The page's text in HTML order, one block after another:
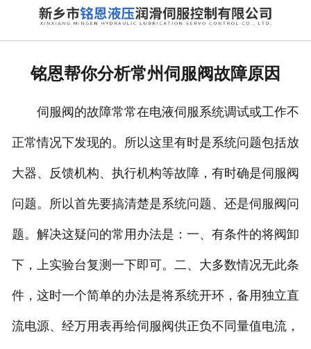
网站首页
维修现场
售后服务
联系我们
铭恩帮你分析常州伺服阀故障原因
伺服阀的故障常常在电液伺服系统调试或工作不
正常情况下发现的。所以这里有时是系统问题包括放
大器、反馈机构、执行机构等故障，有时确是伺服阀
问题。所以首先要搞清楚是系统问题、还是伺服阀问
题。解决这疑问的常用办法是：一、有条件的将阀卸
下，上实验台复测一下即可。二、大多数情况无此条
件，这时一个简单的办法是将系统开环，备用独立直
流电源、经万用表再给伺服阀供正负不同量值电流，